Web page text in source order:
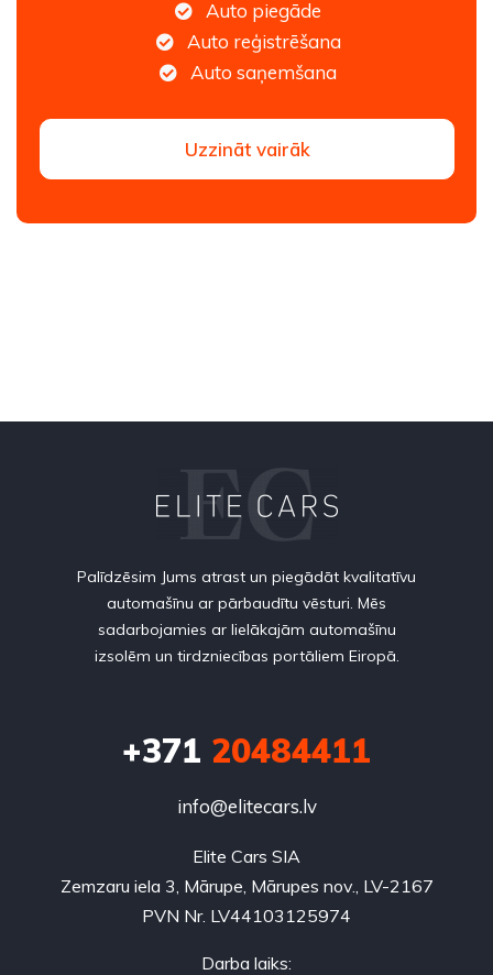
Auto piegāde
Auto reģistrēšana
Auto saņemšana
Uzzināt vairāk
Palīdzēsim Jums atrast un piegādāt kvalitatīvu
automašīnu ar pārbaudītu vēsturi. Mēs
sadarbojamies ar lielākajām automašīnu
izsolēm un tirdzniecības portāliem Eiropā.
+371 20484411
info@elitecars.lv
Elite Cars SIA
Zemzaru iela 3, Mārupe, Mārupes nov., LV-2167
PVN Nr. LV44103125974
Darba laiks: